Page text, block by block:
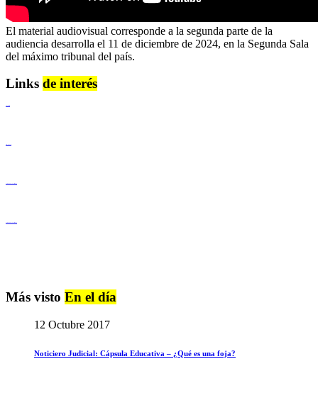
El material audiovisual corresponde a la segunda parte de la
audiencia desarrolla el 11 de diciembre de 2024, en la Segunda Sala
del máximo tribunal del país.
Links de interés
Más visto En el día
12 Octubre 2017
Noticiero Judicial: Cápsula Educativa – ¿Qué es una foja?